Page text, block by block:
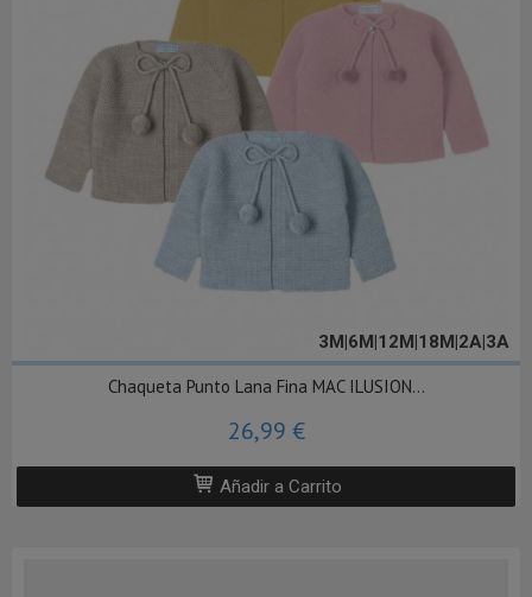
3M|6M|12M|18M|2A|3A
Chaqueta Punto Lana Fina MAC ILUSION...
26,99 €
Añadir a Carrito